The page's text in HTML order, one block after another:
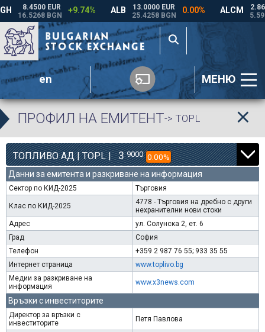
en МЕНЮ
ПРОФИЛ НА ЕМИТЕНТ-> TOPL
ТОПЛИВО АД | TOPL | 3 9000 0.00%
Данни за емитента и разкриване на информация
Сектор по КИД-2025 Търговия
Клас по КИД-2025
4778 - Търговия на дребно с други
нехранителни нови стоки
Адрес
ул. Солунска 2, ет. 6
Град
София
Телефон
+359 2 987 76 55; 933 35 55
Интернет страница
www.toplivo.bg
Медии за разкриване на
информация
www.x3news.com
Връзки с инвеститорите
Директор за връзки с
инвеститорите
Петя Павлова